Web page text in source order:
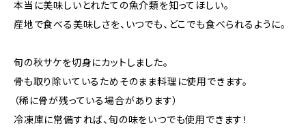
本当に美味しいとれたての魚介類を知ってほしい。
産地で食べる美味しさを、いつでも、どこでも食べられるように。
旬の秋サケを切身にカットしました。
骨も取り除いているためそのまま料理に使用できます。
（稀に骨が残っている場合があります）
冷凍庫に常備すれば、旬の味をいつでも使用できます！